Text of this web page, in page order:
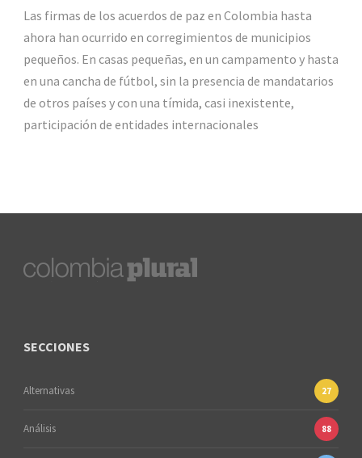
Las firmas de los acuerdos de paz en Colombia hasta
ahora han ocurrido en corregimientos de municipios
pequeños. En casas pequeñas, en un campamento y hasta
en una cancha de fútbol, sin la presencia de mandatarios
de otros países y con una tímida, casi inexistente,
participación de entidades internacionales
SECCIONES
Alternativas 27
Análisis 88